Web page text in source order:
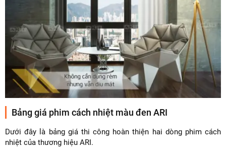
Bảng giá phim cách nhiệt màu đen ARI
Dưới đây là bảng giá thi công hoàn thiện hai dòng phim cách
nhiệt của thương hiệu ARI.